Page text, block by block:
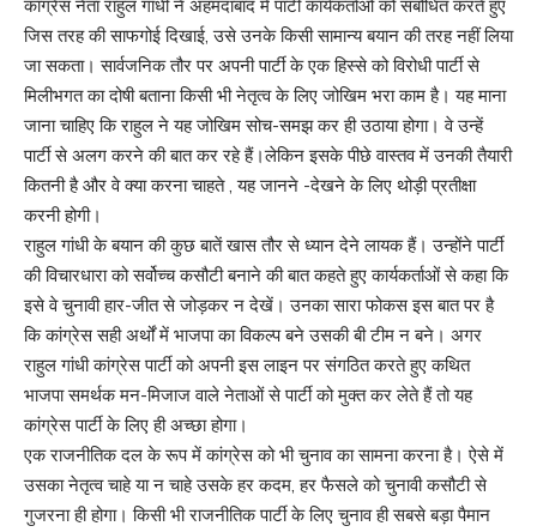
कांग्रेस नेता राहुल गांधी ने अहमदाबाद में पार्टी कार्यकर्ताओं को संबोधित करते हुए
जिस तरह की साफगोई दिखाई, उसे उनके किसी सामान्य बयान की तरह नहीं लिया
जा सकता। सार्वजनिक तौर पर अपनी पार्टी के एक हिस्से को विरोधी पार्टी से
मिलीभगत का दोषी बताना किसी भी नेतृत्व के लिए जोखिम भरा काम है। यह माना
जाना चाहिए कि राहुल ने यह जोखिम सोच-समझ कर ही उठाया होगा। वे उन्हें
पार्टी से अलग करने की बात कर रहे हैं।लेकिन इसके पीछे वास्तव में उनकी तैयारी
कितनी है और वे क्या करना चाहते , यह जानने -देखने के लिए थोड़ी प्रतीक्षा
करनी होगी।
राहुल गांधी के बयान की कुछ बातें खास तौर से ध्यान देने लायक हैं। उन्होंने पार्टी
की विचारधारा को सर्वोच्च कसौटी बनाने की बात कहते हुए कार्यकर्ताओं से कहा कि
इसे वे चुनावी हार-जीत से जोड़कर न देखें। उनका सारा फोकस इस बात पर है
कि कांग्रेस सही अर्थों में भाजपा का विकल्प बने उसकी बी टीम न बने। अगर
राहुल गांधी कांग्रेस पार्टी को अपनी इस लाइन पर संगठित करते हुए कथित
भाजपा समर्थक मन-मिजाज वाले नेताओं से पार्टी को मुक्त कर लेते हैं तो यह
कांग्रेस पार्टी के लिए ही अच्छा होगा।
एक राजनीतिक दल के रूप में कांग्रेस को भी चुनाव का सामना करना है। ऐसे में
उसका नेतृत्व चाहे या न चाहे उसके हर कदम, हर फैसले को चुनावी कसौटी से
गुजरना ही होगा। किसी भी राजनीतिक पार्टी के लिए चुनाव ही सबसे बड़ा पैमान